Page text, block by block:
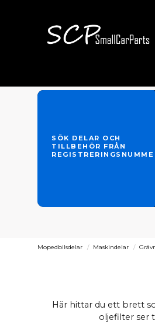
SÖK DELAR OCH
TILLBEHÖR FRÅN
REGISTRERINGSNUMMER
Mopedbilsdelar Maskindelar
Här hittar du ett brett
oljefilter ser